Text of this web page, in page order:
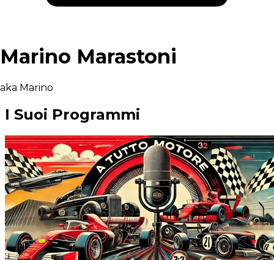
Marino Marastoni
aka Marino
I Suoi Programmi